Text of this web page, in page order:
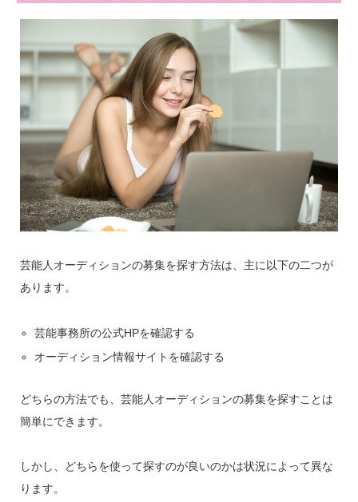
芸能人オーディションの募集を探す方法は、主に以下の二つが
あります。
芸能事務所の公式HPを確認する
オーディション情報サイトを確認する
どちらの方法でも、芸能人オーディションの募集を探すことは
簡単にできます。
しかし、どちらを使って探すのが良いのかは状況によって異な
ります。